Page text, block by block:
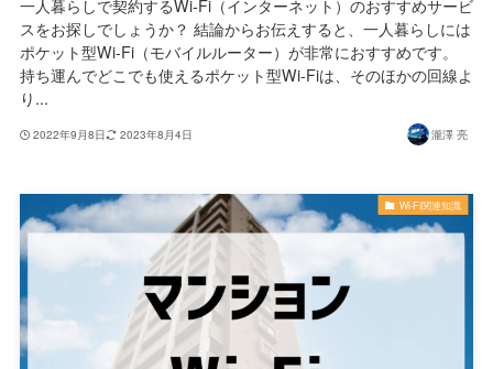
一人暮らしで契約するWi-Fi（インターネット）のおすすめサービ
スをお探しでしょうか？ 結論からお伝えすると、一人暮らしには
ポケット型Wi-Fi（モバイルルーター）が非常におすすめです。
持ち運んでどこでも使えるポケット型Wi-Fiは、そのほかの回線よ
り...
2022年9月8日 2023年8月4日 瀧澤 亮
Wi-Fi関連知識